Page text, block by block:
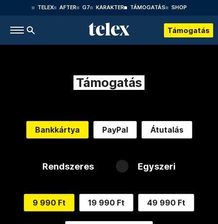
TELEX AFTER G7 KARAKTER TÁMOGATÁS SHOP
Támogatás
Támogatás
Bankkártya PayPal Átutalás
Rendszeres Egyszeri
9 990 Ft 19 990 Ft 49 990 Ft